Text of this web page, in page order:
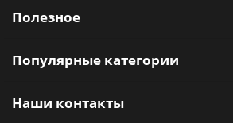
Полезное
Популярные категории
Наши контакты